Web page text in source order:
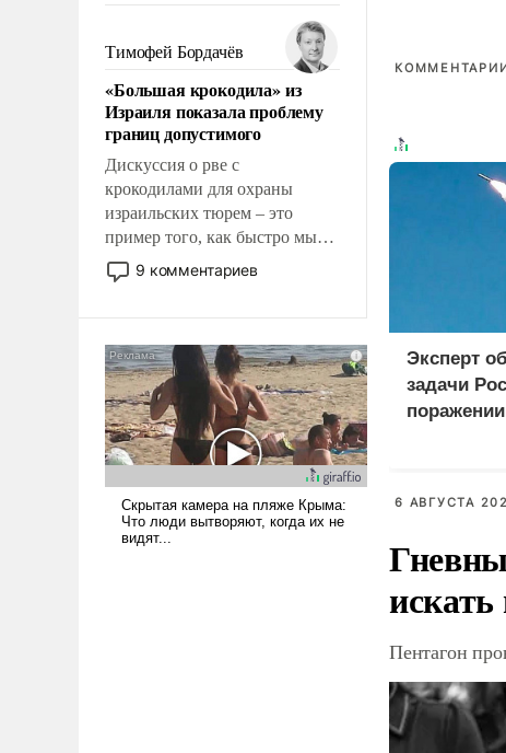
налогоплательщиков и где
Еревану за свои поступки не
нужно отвечать.
Тимофей Бордачёв
«Большая крокодила» из
Израиля показала проблему
границ допустимого
Дискуссия о рве с
крокодилами для охраны
израильских тюрем – это
пример того, как быстро мы
двигаемся по пути
революционных изменений.
псевдонаучной фантастики,
стало всерьез обсуждаемой
идеей.
9 комментариев
Эксперт
задачи
поражении
6 АВГУСТА
Пентагон